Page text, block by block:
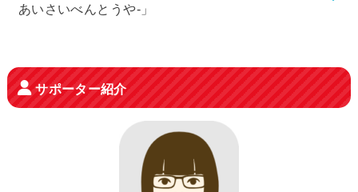
あいさいべんとうや-」
サポーター紹介